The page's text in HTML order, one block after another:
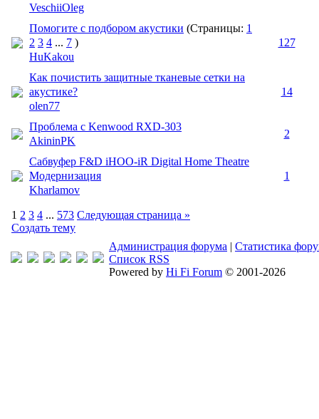
VeschiiOleg
Помогите с подбором акустики (Страницы: 1
2 3 4 ... 7 )
HuKakou
127
Как почистить защитные тканевые сетки на
акустике?
olen77
14
Проблема с Kenwood RXD-303
AkininPK
2
Сабвуфер F&D iHOO-iR Digital Home Theatre
Модернизация
Kharlamov
1
1 2 3 4 ... 573 Следующая страница »
Создать тему
Администрация форума | Статистика
Список RSS
Powered by Hi Fi Forum © 2001-2026